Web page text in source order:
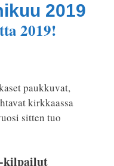
2019
2019!
paukkuvat,
kirkkaassa
sitten tuo
kilpailut